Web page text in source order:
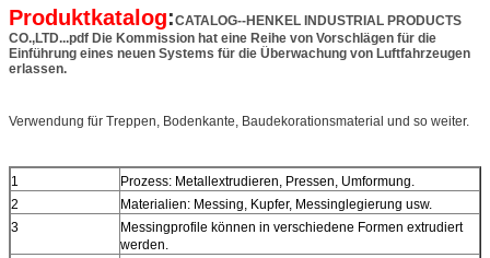
Produktkatalog:CATALOG--HENKEL INDUSTRIAL PRODUCTS
CO.,LTD...pdf Die Kommission hat eine Reihe von Vorschlägen für die
Einführung eines neuen Systems für die Überwachung von Luftfahrzeugen
erlassen.
Verwendung für Treppen, Bodenkante, Baudekorationsmaterial und so weiter.
1
Prozess: Metallextrudieren, Pressen, Umformung.
2
Materialien: Messing, Kupfer, Messinglegierung usw.
3
Messingprofile können in verschiedene Formen extrudiert
werden.